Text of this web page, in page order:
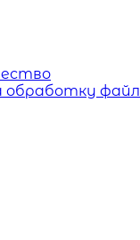
обработку